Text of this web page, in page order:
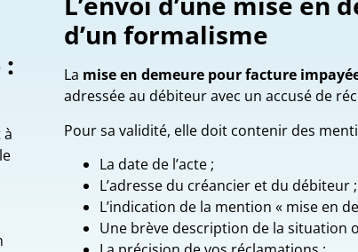
:
à
d’un formalisme
La mise en demeure pour facture
adressée au débiteur avec un accusé de
Pour sa validité, elle doit contenir des
La date de l’acte ;
L’adresse du créancier et du débiteur ;
L’indication de la mention « mise en
Une brève description de la situation